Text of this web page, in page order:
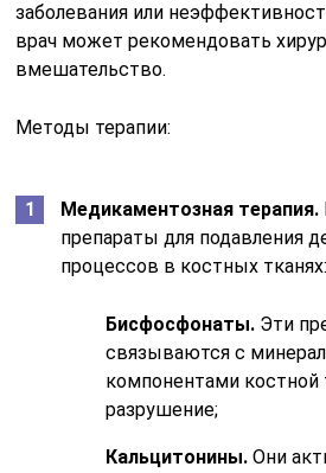
заболевания или
врач может рекомендовать
вмешательство.
Методы терапии:
Медикаментозная терапия.
препараты для подавления
процессов в костных тканях:
Бисфосфонаты. Эти
связываются с
компонентами костной
разрушение;
Кальцитонины. Они